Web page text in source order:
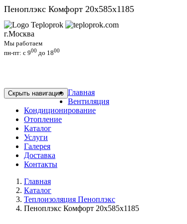
Пеноплэкс Комфорт 20х585х1185
г.Москва
Мы работаем
пн-пт: c 900 до 1800
Скрыть навигацию Главная
Вентиляция
Кондиционирование
Отопление
Каталог
Услуги
Галерея
Доставка
Контакты
Главная
Каталог
Теплоизоляция Пеноплэкс
Пеноплэкс Комфорт 20х585х1185